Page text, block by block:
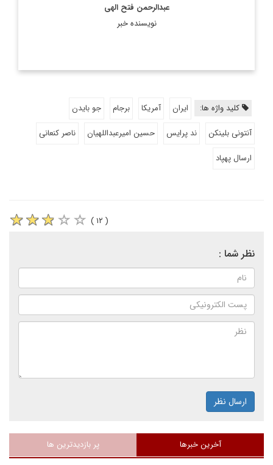
عبدالرحمن فتح الهی
نویسنده خبر
کلید واژه ها: ایران آمریکا برجام
جو بایدن
آنتونی بلینکن
ند پرایس حسین امیرعبداللهیان
ناصر کنعانی
ارسال پهپاد
( ۱۲ )
نظر شما :
ارسال نظر
آخرین خبرها پر بازدیدترین ها